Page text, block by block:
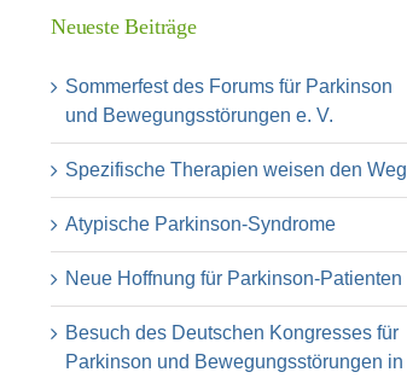
Neueste Beiträge
Sommerfest des Forums für Parkinson
und Bewegungsstörungen e. V.
Spezifische Therapien weisen den Weg
Atypische Parkinson-Syndrome
Neue Hoffnung für Parkinson-Patienten
Besuch des Deutschen Kongresses für
Parkinson und Bewegungsstörungen in